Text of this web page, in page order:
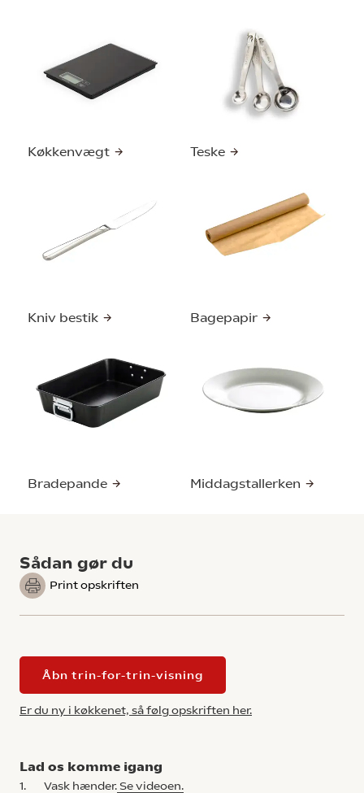
Køkkenvægt Teske
Kniv bestik Bagepapir
Bradepande Middagstallerken
Sådan gør du
Print opskriften
Åbn trin-for-trin-visning
Er du ny i køkkenet, så følg opskriften her.
Lad os komme igang
1. Vask hænder. Se videoen.